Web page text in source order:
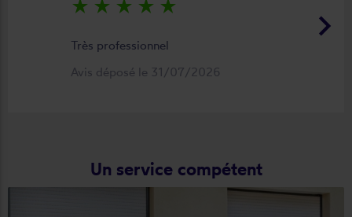
keyboard_arrow_right
star_rate star_rate star_rate star_rate star_rate
Très professionnel
Avis déposé le 31/07/2026
Un service compétent